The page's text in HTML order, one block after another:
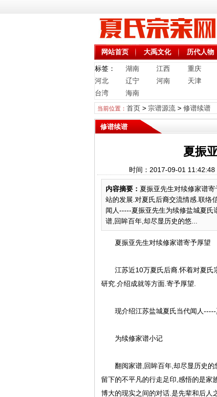
网站首页 大禹文化 历代人物
标签： 湖南 江西 重庆
河北
辽宁 河南 天津
台湾
海南
当前位置： 首页> 宗谱源流> 修谱续谱
修谱续谱
夏振
时间：2017-09-01
内容摘要： 夏振亚先生对续修家谱
站的发展.对夏氏后裔交流情感.联
闻人-----夏振亚先生为续修盐城
谱,回眸百年,却尽显历史的悠...
夏振亚先生对续修家谱寄予厚望
江苏近10万夏氏后裔.怀着对夏氏
研究.介绍成就等方面.寄予厚望.
现介绍江苏盐城夏氏当代闻人-----
为续修家谱小记
翻阅家谱,回眸百年,却尽显历史的
留下的不平凡的行走足印,感悟的是家
博大的现实之间的对话.是先辈和后人